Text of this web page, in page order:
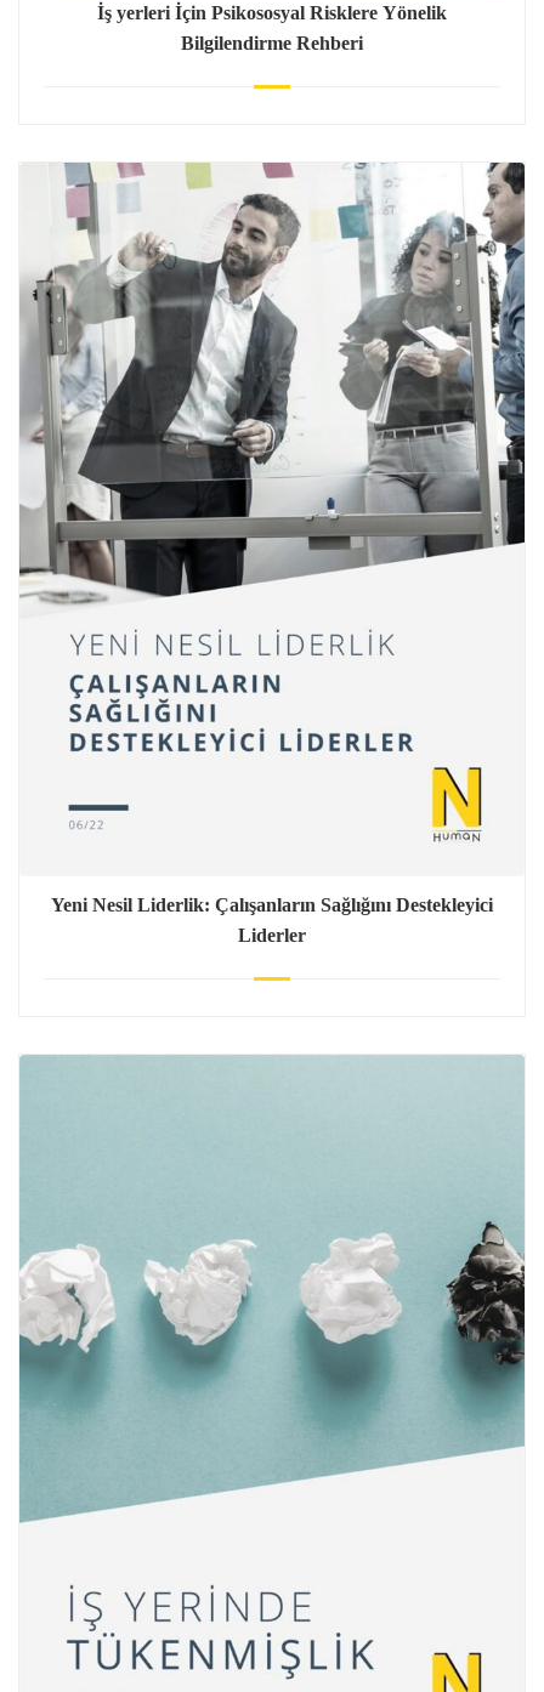
İş yerleri İçin Psikososyal Risklere Yönelik
Bilgilendirme Rehberi
Yeni Nesil Liderlik: Çalışanların Sağlığını Destekleyici
Liderler